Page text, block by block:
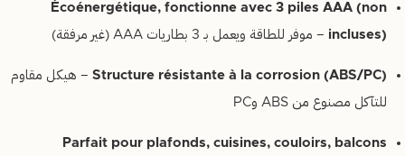
Écoénergétique, fonctionne avec 3 piles AAA (non
incluses) – موفر للطاقة ويعمل بـ 3 بطاريات AAA (غير مرفقة)
Structure résistante à la corrosion (ABS/PC) – هيكل مقاوم
للتآكل مصنوع من ABS وPC
Parfait pour plafonds, cuisines, couloirs, balcons